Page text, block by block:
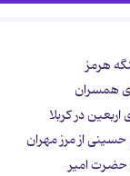
هرمز
در کربلا
حسینی از مرز مهران
حضرت امیر